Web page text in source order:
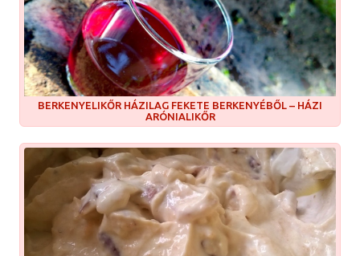
BERKENYELIKŐR HÁZILAG FEKETE BERKENYÉBŐL – HÁZI
ARÓNIALIKŐR